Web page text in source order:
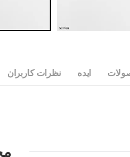
ایده نظرات کاربران